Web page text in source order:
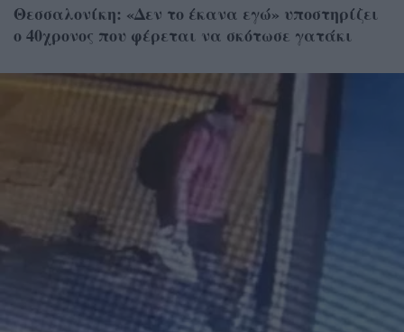
Θεσσαλονίκη: «Δεν το έκανα εγώ» υποστηρίζει
ο 40χρονος που φέρεται να σκότωσε γατάκι